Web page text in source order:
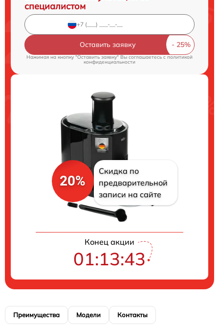
специалистом
Оставить заявку
Нажимая на кнопку "Оставить заявку" Вы соглашаетесь cполитикой
конфиденциальности
20%
Скидка по
предварительной
записи на сайте
Конец акции
01:13:43
Преимущества Модели Контакты